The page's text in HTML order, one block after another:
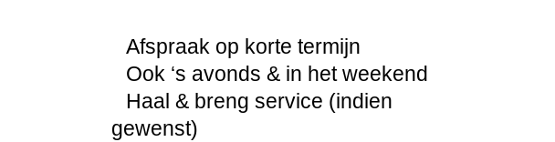
Afspraak op korte termijn
Ook ‘s avonds & in het weekend
Haal & breng service (indien
gewenst)